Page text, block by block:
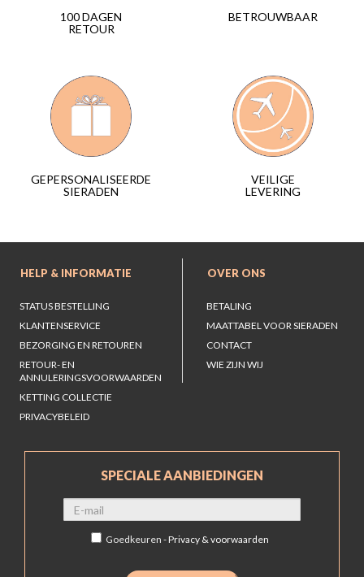
100 DAGEN
RETOUR
BETROUWBAAR
GEPERSONALISEERDE
SIERADEN
VEILIGE
LEVERING
HELP & INFORMATIE
STATUS BESTELLING
KLANTENSERVICE
BEZORGING EN RETOUREN
RETOUR- EN
ANNULERINGSVOORWAARDEN
KETTING COLLECTIE
PRIVACYBELEID
OVER ONS
BETALING
MAATTABEL VOOR SIERADEN
CONTACT
WIE ZIJN WIJ
SPECIALE AANBIEDINGEN
Goedkeuren -Privacy & voorwaarden